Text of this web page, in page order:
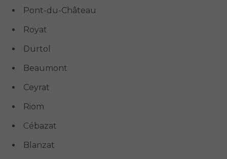
Pont-du-Château
Royat
Durtol
Beaumont
Ceyrat
Riom
Cébazat
Blanzat